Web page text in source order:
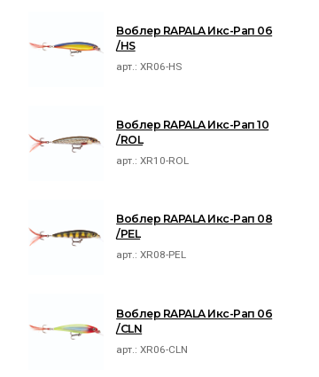
Воблер RAPALA Икс-Рап 06
/HS
арт.:XR06-HS
Воблер RAPALA Икс-Рап 10
/ROL
арт.:XR10-ROL
Воблер RAPALA Икс-Рап 08
/PEL
арт.:XR08-PEL
Воблер RAPALA Икс-Рап 06
/CLN
арт.:XR06-CLN